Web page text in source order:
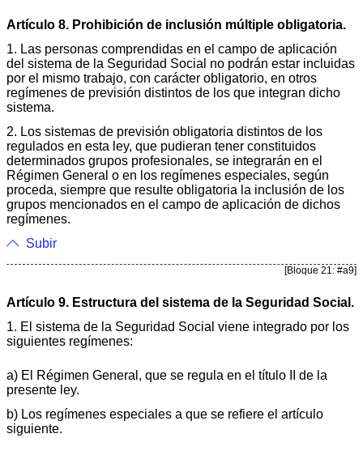
Artículo 8. Prohibición de inclusión múltiple obligatoria.
1. Las personas comprendidas en el campo de aplicación
del sistema de la Seguridad Social no podrán estar incluidas
por el mismo trabajo, con carácter obligatorio, en otros
regímenes de previsión distintos de los que integran dicho
sistema.
2. Los sistemas de previsión obligatoria distintos de los
regulados en esta ley, que pudieran tener constituidos
determinados grupos profesionales, se integrarán en el
Régimen General o en los regímenes especiales, según
proceda, siempre que resulte obligatoria la inclusión de los
grupos mencionados en el campo de aplicación de dichos
regímenes.
Subir
[Bloque 21: #a9]
Artículo 9. Estructura del sistema de la Seguridad Social.
1. El sistema de la Seguridad Social viene integrado por los
siguientes regímenes:
a) El Régimen General, que se regula en el título II de la
presente ley.
b) Los regímenes especiales a que se refiere el artículo
siguiente.